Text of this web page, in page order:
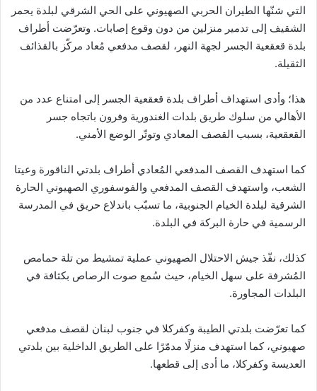
التي شنّها الطيران الحربي الصهيوني على الحي الشرقي لبلدة يحمر
الشقيف إلى تدمير منزلين من دون وقوع إصابات. وتعرّضت أطراف
بلدة قعقعية الجسر لجهة النهر، لقصف مدفعي مُعاد مركّز بالقذائف
الثقيلة.
هذا؛ وأدى استهداف أطراف بلدة قعقعية الجسر إلى امتناع عدد من
الأهالي من سلوك طريق بلدات الغندورية وفرون باتجاه جسر
القعقعية، بسبب القصف المعادي وتوتّر الوضع الأمني.
كما استهدف القصف المدفعي المُعادي أطراف بلدتي الناقورة وعيتا
الشعب، واستهدف القصف المدفعي والفوسفوري الصهيوني الحارة
الشرقية لبلدة الخيام الجنوبية، ما تسبّب باندلاع حريق في المدرسة
الرسمية في حارة البركة في البلدة.
كذلك، نفّذ جيش الاحتلال الصهيوني عملية تمشيط من تلة حمامص
المُشرفة على سهل الخيام، حيث سُمع صوت الرصاص بكثافة في
البلدات المجاورة.
كما تعرّضت بلدتي الطيبة وكفركلا في جنوب لبنان لقصف مدفعي
صهيوني، كما استهدف منزلًا مدمّرًا على الطريق الداخلية بين بلدتي
العديسة وكفركلا، ما أدى إلى قطعها.